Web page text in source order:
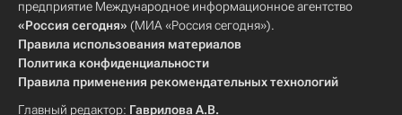
предприятие Международное информационное агентство
«Россия сегодня» (МИА «Россия сегодня»).
Правила использования материалов
Политика конфиденциальности
Правила применения рекомендательных технологий
Главный редактор: Гаврилова А.В.